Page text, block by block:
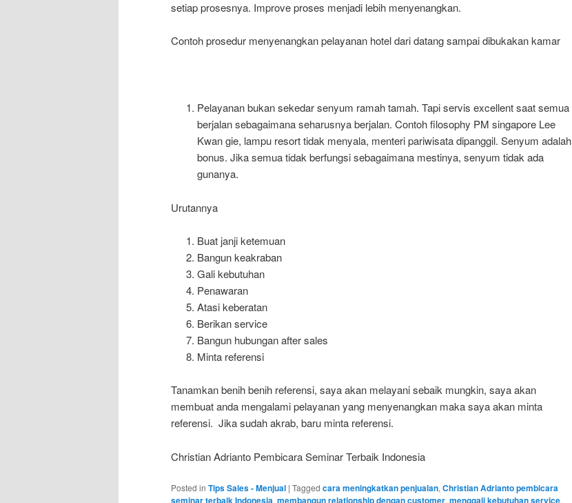
setiap prosesnya. Improve proses menjadi lebih menyenangkan.
Contoh prosedur menyenangkan pelayanan hotel dari datang sampai dibukakan kamar
Pelayanan bukan sekedar senyum ramah tamah. Tapi servis excellent saat semua
berjalan sebagaimana seharusnya berjalan. Contoh filosophy PM singapore Lee
Kwan gie, lampu resort tidak menyala, menteri pariwisata dipanggil. Senyum adalah
bonus. Jika semua tidak berfungsi sebagaimana mestinya, senyum tidak ada
gunanya.
Urutannya
Buat janji ketemuan
Bangun keakraban
Gali kebutuhan
Penawaran
Atasi keberatan
Berikan service
Bangun hubungan after sales
Minta referensi
Tanamkan benih benih referensi, saya akan melayani sebaik mungkin, saya akan
membuat anda mengalami pelayanan yang menyenangkan maka saya akan minta
referensi. Jika sudah akrab, baru minta referensi.
Christian Adrianto Pembicara Seminar Terbaik Indonesia
Posted in Tips Sales - Menjual | Tagged cara meningkatkan penjualan, Christian Adrianto pembicara
seminar terbaik Indonesia, membangun relationship dengan customer, menggali kebutuhan service,